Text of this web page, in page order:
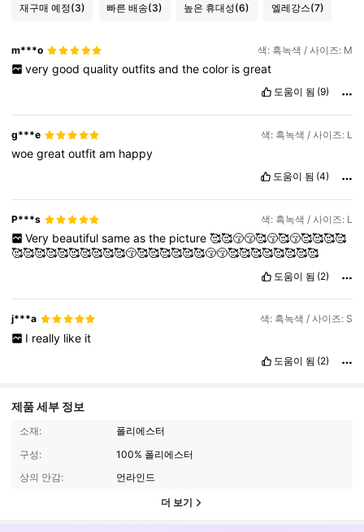
재구매 예정(3) 빠른 배송(3) 높은 휴대성(6) 엘레강스(7)
m***o 색: 흑녹색 / 사이즈: M
very good quality outfits and the color is great
도움이 됨 (9)
g***e 색: 흑녹색 / 사이즈: L
woegreatoutfitam happy
도움이 됨 (4)
P***s 색: 흑녹색 / 사이즈: L
Very beautiful same as the picture 🥰🥰😚😚🥰😚🥰😚🥰🥰🥰🥰
🥰🥰🥰🥰🥰🥰🥰🥰🥰🥰😚🥰🥰🥰🥰🥰🥰😚😚🥰🥰🥰🥰🥰🥰🥰🥰
도움이 됨 (2)
j***a 색: 흑녹색 / 사이즈: S
I really like it
도움이 됨 (2)
제품 세부 정보
소재:
폴리에스터
구성:
100% 폴리에스터
상의 안감:
언라인드
더 보기